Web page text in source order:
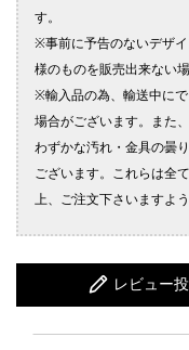
レビュー